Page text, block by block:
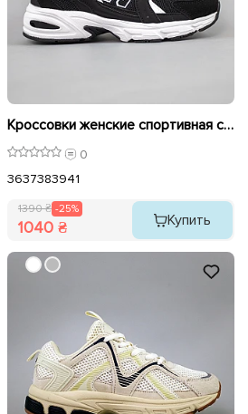
Кроссовки женские спортивная сетка 594077 Черный с белым распродажа
0
3637383941
1390 ₴ -25%
1040 ₴ Купить